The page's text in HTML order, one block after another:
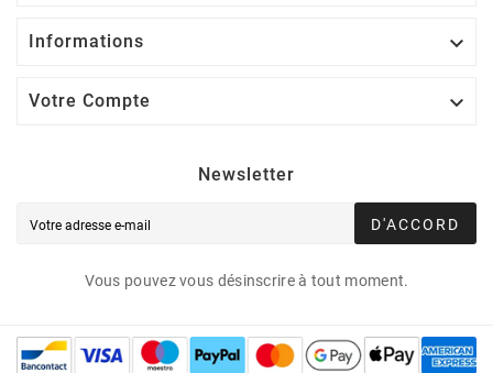
Informations 
Votre Compte 
Newsletter
D'ACCORD
Vous pouvez vous désinscrire à tout moment.